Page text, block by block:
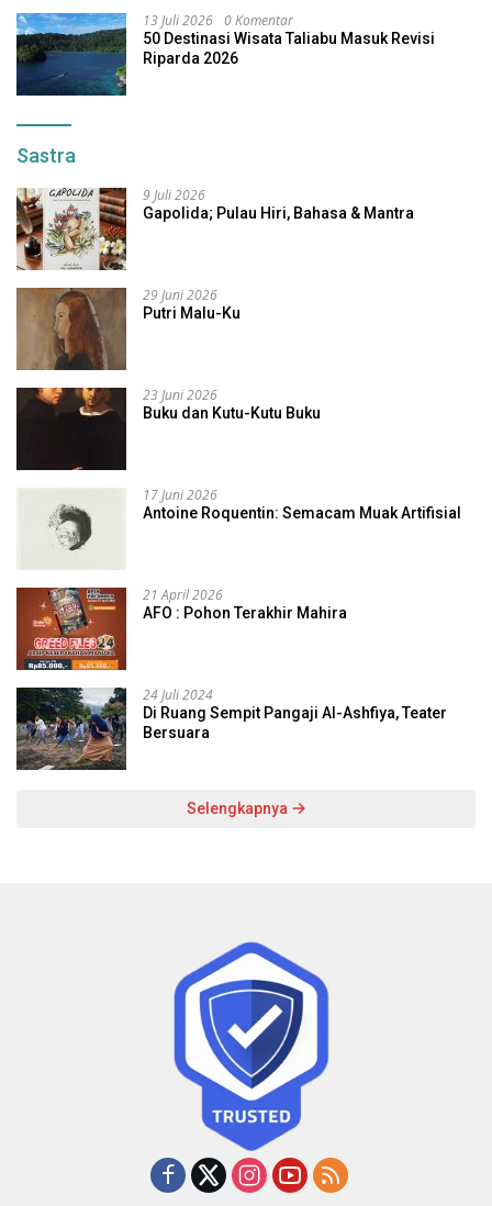
13 Juli 2026 0 Komentar
50 Destinasi Wisata Taliabu Masuk Revisi
Riparda 2026
Sastra
9 Juli 2026
Gapolida; Pulau Hiri, Bahasa & Mantra
29 Juni 2026
Putri Malu-Ku
23 Juni 2026
Buku dan Kutu-Kutu Buku
17 Juni 2026
Antoine Roquentin: Semacam Muak Artifisial
21 April 2026
AFO : Pohon Terakhir Mahira
24 Juli 2024
Di Ruang Sempit Pangaji Al-Ashfiya, Teater
Bersuara
Selengkapnya